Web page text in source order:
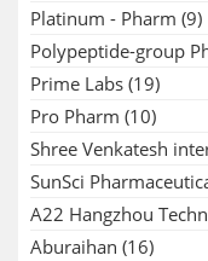
Platinum - Pharm (9)
Polypeptide-group
Prime Labs (19)
Pro Pharm (10)
Shree Venkatesh
SunSci
A22 Hangzhou
Aburaihan (16)